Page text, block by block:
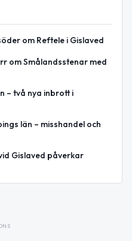
om Reftele i Gislaved
om Smålandsstenar med
– två nya inbrott i
län – misshandel och
Gislaved påverkar